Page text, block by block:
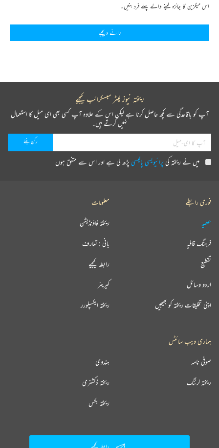
اس میگزین کا جائزہ لینے والے پہلے فرد بنیں۔
رائے دیجیے
ریختہ نیوز لیٹر سبسکرائب کیجیے
آپ کو باقاعدگی سے کچھ حاصل کرنا ہے لیکن اس کے علاوہ آپ کسی بھی ای میل کا استعمال
نہیں کرتے ہیں۔
میں نے ریختہ کیپرائیویسی پالیسیپڑھ لی ہے اور اس سے متفق ہوں
فوری رابطے
عطیہ
فرہنگ قافیہ
تقطیع
اردو وسائل
اپنی تخلیقات ریختہ کو بھیجیں
معلومات
ریختہ فاؤنڈیشن
بانی : تعارف
رابطہ کیجیے
کیریئر
ریختہ ایکسپلورر
ہماری ویب سائٹس
ہندوی صوفی نامہ
ریختہ ڈکشنری ریختہ لرننگ
ریختہ بکس
رابطہ کیجیے